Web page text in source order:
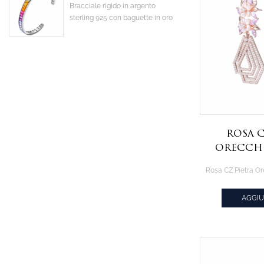
Rosa
Bracciale rigido in argento
sterling 925 con baguette in oro